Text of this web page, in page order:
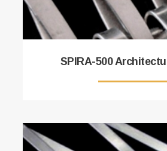
SPIRA-500